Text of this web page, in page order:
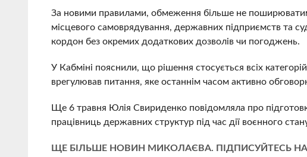
За новими правилами, обмеження більше не
місцевого самоврядування, державних підприємств та
кордон без окремих додаткових дозволів чи погоджень.
У Кабміні пояснили, що рішення стосується всіх
врегулював питання, яке останнім часом активно
Ще 6 травня Юлія Свириденко повідомляла про
працівниць державних структур під час дії воєнного
ЩЕ БІЛЬШЕ НОВИН МИКОЛАЄВА. ПІДПИСУЙТЕСЬ